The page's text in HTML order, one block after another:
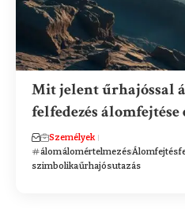
Mit jelent űrhajóssal
felfedezés álomfejtése
Személyek
álomálomértelmezésÁlomfejtés
szimbolikaűrhajósutazás